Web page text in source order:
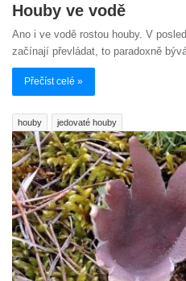
Houby ve vodě
Ano i ve vodě rostou houby. V
začínají převládat, to paradoxně
Přečíst celé »
houby jedovaté houby